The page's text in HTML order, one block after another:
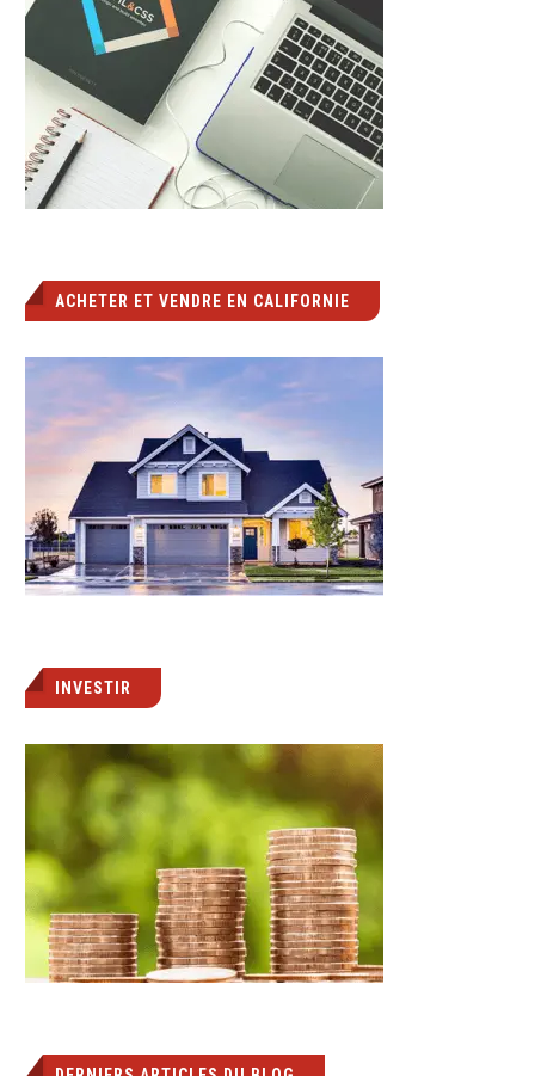
ACHETER ET VENDRE EN CALIFORNIE
INVESTIR